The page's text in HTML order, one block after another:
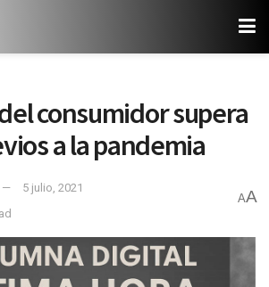
consumidor supera
a la pandemia
5 julio, 2021
AA